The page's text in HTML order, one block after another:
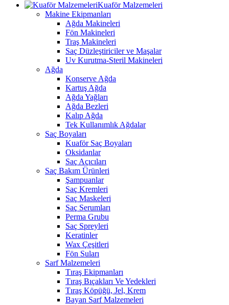
Kuaför Malzemeleri
Makine Ekipmanları
Ağda Makineleri
Fön Makineleri
Traş Makineleri
Saç Düzleştiriciler ve Maşalar
Uv Kurutma-Steril Makineleri
Ağda
Konserve Ağda
Kartuş Ağda
Ağda Yağları
Ağda Bezleri
Kalıp Ağda
Tek Kullanımlık Ağdalar
Saç Boyaları
Kuaför Saç Boyaları
Oksidanlar
Saç Açıcıları
Saç Bakım Ürünleri
Şampuanlar
Saç Kremleri
Saç Maskeleri
Saç Serumları
Perma Grubu
Saç Spreyleri
Keratinler
Wax Çeşitleri
Fön Suları
Sarf Malzemeleri
Tıraş Ekipmanları
Tıraş Bıçakları Ve Yedekleri
Tıraş Köpüğü, Jel, Krem
Bayan Sarf Malzemeleri